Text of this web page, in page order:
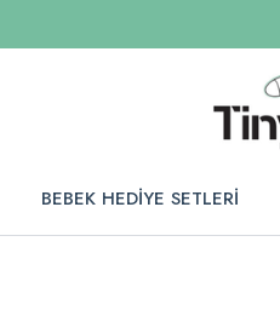
BEBEK HEDİYE SETLERİ